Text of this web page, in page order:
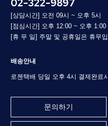
02-322-9897
[상담시간] 오전 09시 ~ 오후 5시
[점심시간] 오후 12:00 ~ 오후 1:00
[휴 무 일] 주말 및 공휴일은 휴무
배송안내
로젠택배 당일 오후 4시 결제완료
문의하기